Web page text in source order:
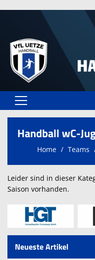
Home
Vereinsformulare
Spielpläne
Sponsoren
Handball wC-
Home Teams
Leider sind in dieser
Saison vorhanden.
Neueste Artikel